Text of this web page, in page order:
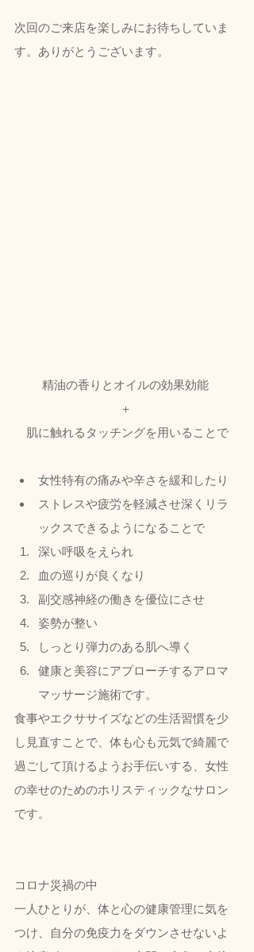
次回のご来店を楽しみにお待ちしていま
す。ありがとうございます。
精油の香りとオイルの効果効能
＋
肌に触れるタッチングを用いることで
女性特有の痛みや辛さを緩和したり
ストレスや疲労を軽減させ深くリラ
ックスできるようになることで
深い呼吸をえられ
血の巡りが良くなり
副交感神経の働きを優位にさせ
姿勢が整い
しっとり弾力のある肌へ導く
健康と美容にアプローチするアロマ
マッサージ施術です。
食事やエクササイズなどの生活習慣を少
し見直すことで、体も心も元気で綺麗で
過ごして頂けるようお手伝いする、女性
の幸せのためのホリスティックなサロン
です。
コロナ災禍の中
一人ひとりが、体と心の健康管理に気を
つけ、自分の免疫力をダウンさせないよ